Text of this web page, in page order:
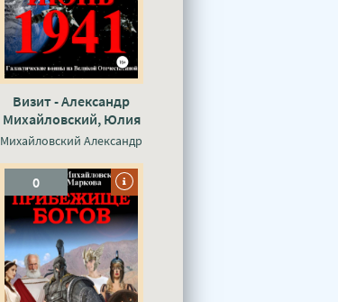
Визит - Александр
Михайловский, Юлия
Маркова
Михайловский Александр
0